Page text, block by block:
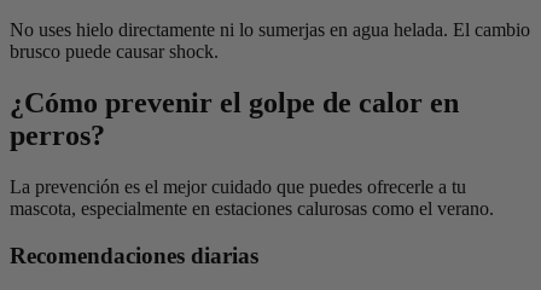
No uses hielo directamente ni lo sumerjas en agua helada. El cambio
brusco puede causar shock.
¿Cómo prevenir el golpe de calor en
perros?
La prevención es el mejor cuidado que puedes ofrecerle a tu
mascota, especialmente en estaciones calurosas como el verano.
Recomendaciones diarias